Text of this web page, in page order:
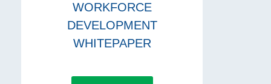
WORKFORCE
DEVELOPMENT
WHITEPAPER